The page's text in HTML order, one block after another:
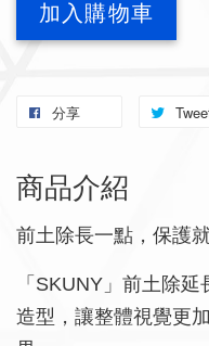
加入購物車
分享
商品介紹
前土除長一點，保護就
「SKUNY」前土除
造型，讓整體視覺更